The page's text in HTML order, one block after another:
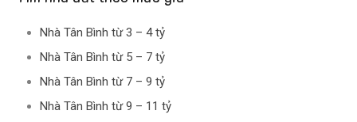
Nhà Tân Bình từ 3 – 4 tỷ
Nhà Tân Bình từ 5 – 7 tỷ
Nhà Tân Bình từ 7 – 9 tỷ
Nhà Tân Bình từ 9 – 11 tỷ